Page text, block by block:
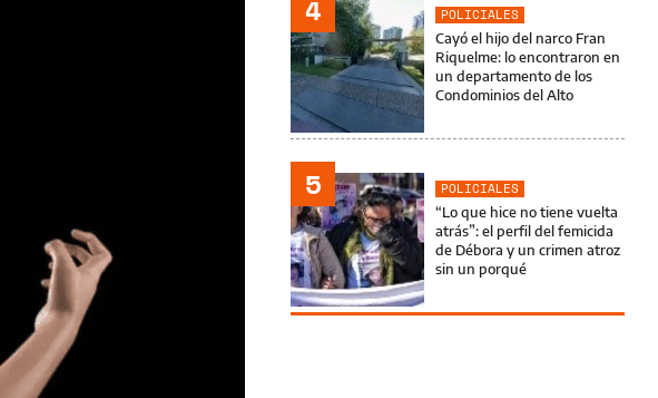
4
POLICIALES
Cayó el hijo del narco Fran
Riquelme: lo encontraron en
un departamento de los
Condominios del Alto
5
POLICIALES
“Lo que hice no tiene vuelta
atrás”: el perfil del femicida
de Débora y un crimen atroz
sin un porqué